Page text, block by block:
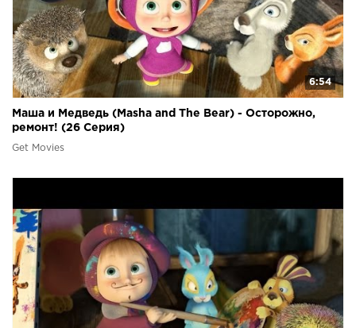
6:54
Маша и Медведь (Masha and The Bear) - Осторожно,
ремонт! (26 Серия)
Get Movies